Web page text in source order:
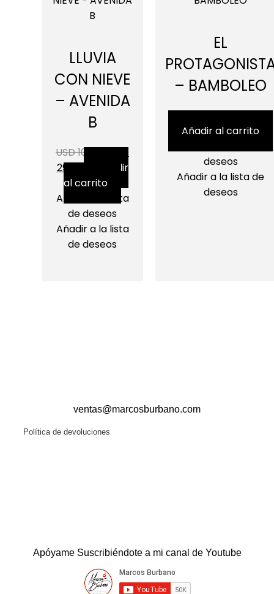
LLUVIA
CON NIEVE
– AVENIDA
B
USD 100.00
USD
29.95
Añadir
al carrito
Añadir a la lista
de deseos
Añadir a la lista
de deseos
EL
– BAMBOLEO
Añadir al carrito
deseos
Añadir a la lista de
deseos
ventas@marcosburbano.com
Política de devoluciones
Apóyame Suscribiéndote a mi canal de Youtube